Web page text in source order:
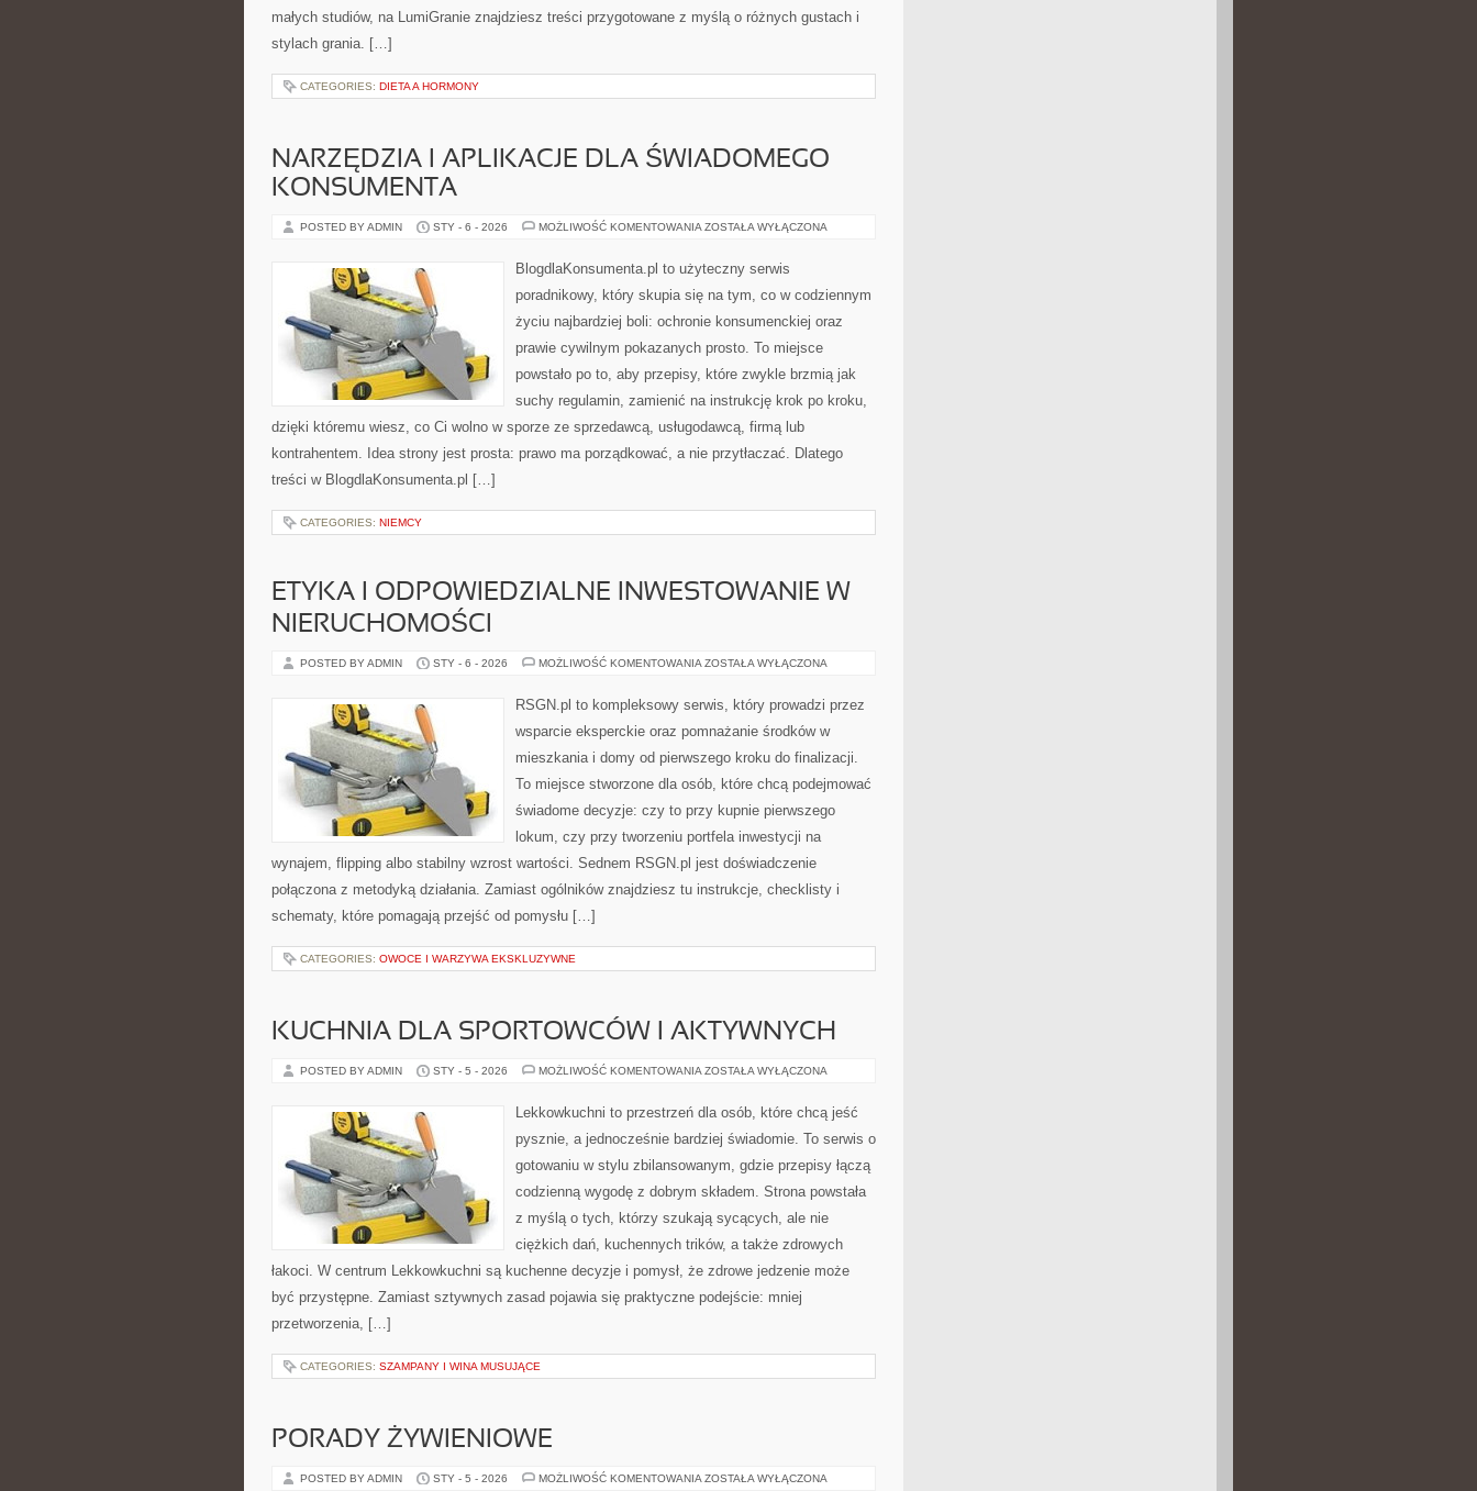
małych studiów, na LumiGranie znajdziesz treści przygotowane z myślą o różnych gustach i
stylach grania. […]
CATEGORIES: DIETA A HORMONY
NARZĘDZIA I APLIKACJE DLA ŚWIADOMEGO
KONSUMENTA
POSTED BY ADMIN STY - 6 - 2026 MOŻLIWOŚĆ KOMENTOWANIA NARZĘDZIA
DLA
ŚWIADOMEGO
ZOSTAŁA WYŁĄCZONA
BlogdlaKonsumenta.pl to użyteczny serwis
poradnikowy, który skupia się na tym, co w codziennym
życiu najbardziej boli: ochronie konsumenckiej oraz
prawie cywilnym pokazanych prosto. To miejsce
powstało po to, aby przepisy, które zwykle brzmią jak
suchy regulamin, zamienić na instrukcję krok po kroku,
dzięki któremu wiesz, co Ci wolno w sporze ze sprzedawcą, usługodawcą, firmą lub
kontrahentem. Idea strony jest prosta: prawo ma porządkować, a nie przytłaczać. Dlatego
treści w BlogdlaKonsumenta.pl […]
CATEGORIES: NIEMCY
ETYKA I ODPOWIEDZIALNE INWESTOWANIE W
NIERUCHOMOŚCI
POSTED BY ADMIN STY - 6 - 2026 MOŻLIWOŚĆ KOMENTOWANIA ETYKA
INWESTOWANIE
W
ZOSTAŁA WYŁĄCZONA
RSGN.pl to kompleksowy serwis, który prowadzi przez
wsparcie eksperckie oraz pomnażanie środków w
mieszkania i domy od pierwszego kroku do finalizacji.
To miejsce stworzone dla osób, które chcą podejmować
świadome decyzje: czy to przy kupnie pierwszego
lokum, czy przy tworzeniu portfela inwestycji na
wynajem, flipping albo stabilny wzrost wartości. Sednem RSGN.pl jest doświadczenie
połączona z metodyką działania. Zamiast ogólników znajdziesz tu instrukcje, checklisty i
schematy, które pomagają przejść od pomysłu […]
CATEGORIES: OWOCE I WARZYWA EKSKLUZYWNE
KUCHNIA DLA SPORTOWCÓW I AKTYWNYCH
POSTED BY ADMIN STY - 5 - 2026 MOŻLIWOŚĆ KOMENTOWANIA KUCHNIA
I
AKTYWNYCH
ZOSTAŁA WYŁĄCZONA
Lekkowkuchni to przestrzeń dla osób, które chcą jeść
pysznie, a jednocześnie bardziej świadomie. To serwis o
gotowaniu w stylu zbilansowanym, gdzie przepisy łączą
codzienną wygodę z dobrym składem. Strona powstała
z myślą o tych, którzy szukają sycących, ale nie
ciężkich dań, kuchennych trików, a także zdrowych
łakoci. W centrum Lekkowkuchni są kuchenne decyzje i pomysł, że zdrowe jedzenie może
być przystępne. Zamiast sztywnych zasad pojawia się praktyczne podejście: mniej
przetworzenia, […]
CATEGORIES: SZAMPANY I WINA MUSUJĄCE
PORADY ŻYWIENIOWE
POSTED BY ADMIN STY - 5 - 2026 MOŻLIWOŚĆ KOMENTOWANIA PORADY
ZOSTAŁA WYŁĄCZONA